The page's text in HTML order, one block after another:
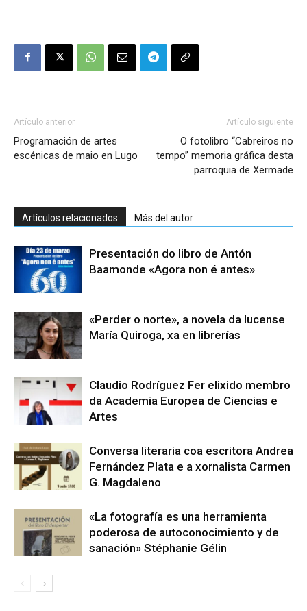
Artículo anterior
Programación de artes
escénicas de maio en Lugo
Artículo siguiente
O fotolibro “Cabreiros no
tempo” memoria gráfica desta
parroquia de Xermade
Artículos relacionados Más del autor
Presentación do libro de Antón
Baamonde «Agora non é antes»
«Perder o norte», a novela da lucense
María Quiroga, xa en librerías
Claudio Rodríguez Fer elixido membro
da Academia Europea de Ciencias e
Artes
Conversa literaria coa escritora Andrea
Fernández Plata e a xornalista Carmen
G. Magdaleno
«La fotografía es una herramienta
poderosa de autoconocimiento y de
sanación» Stéphanie Gélin